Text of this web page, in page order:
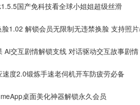
国产免科技看全球小姐姐超级丝滑
1.02 解锁会员无限制无违禁换脸 支持照
Ai交互剧情解锁支线 对话驱动交互故事剧情
度2.0锻炼手速老伺机开车防疲劳必备
桌面美化神器解锁永久会员